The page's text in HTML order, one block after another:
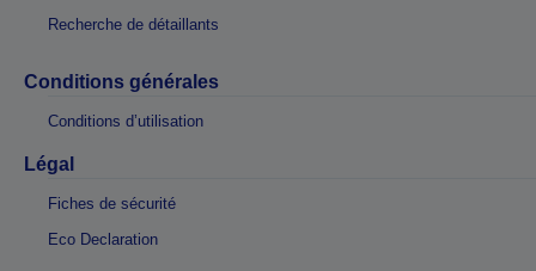
Recherche de détaillants
Conditions générales
Conditions d’utilisation
Légal
Fiches de sécurité
Eco Declaration